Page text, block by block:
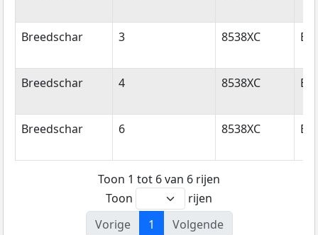
Breedschar 3 8538XC
Breedschar 4 8538XC
Breedschar 6 8538XC
Toon 1 tot 6 van 6 rijen
Toon
rijen
Vorige
1 Volgende